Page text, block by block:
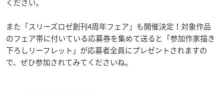
ください。
また「スリーズロゼ創刊4周年フェア」も開催決定！対象作品
のフェア帯に付いている応募券を集めて送ると「参加作家描き
下ろしリーフレット」が応募者全員にプレゼントされますの
で、ぜひ参加されてみてくださいね。